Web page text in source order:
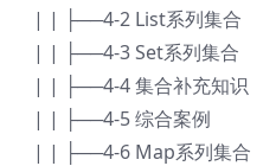
| | ├──4-2 List系列集合
| | ├──4-3 Set系列集合
| | ├──4-4 集合补充知识
| | ├──4-5 综合案例
| | ├──4-6 Map系列集合